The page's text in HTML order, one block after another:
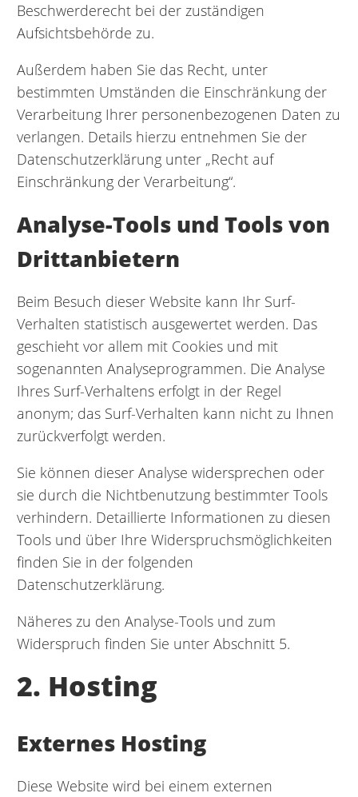
Beschwerderecht bei der zuständigen
Aufsichtsbehörde zu.
Außerdem haben Sie das Recht, unter
bestimmten Umständen die Einschränkung der
Verarbeitung Ihrer personenbezogenen Daten zu
verlangen. Details hierzu entnehmen Sie der
Datenschutzerklärung unter „Recht auf
Einschränkung der Verarbeitung“.
Analyse-Tools und Tools von
Drittanbietern
Beim Besuch dieser Website kann Ihr Surf-
Verhalten statistisch ausgewertet werden. Das
geschieht vor allem mit Cookies und mit
sogenannten Analyseprogrammen. Die Analyse
Ihres Surf-Verhaltens erfolgt in der Regel
anonym; das Surf-Verhalten kann nicht zu Ihnen
zurückverfolgt werden.
Sie können dieser Analyse widersprechen oder
sie durch die Nichtbenutzung bestimmter Tools
verhindern. Detaillierte Informationen zu diesen
Tools und über Ihre Widerspruchsmöglichkeiten
finden Sie in der folgenden
Datenschutzerklärung.
Näheres zu den Analyse-Tools und zum
Widerspruch finden Sie unter Abschnitt 5.
2. Hosting
Externes Hosting
Diese Website wird bei einem externen